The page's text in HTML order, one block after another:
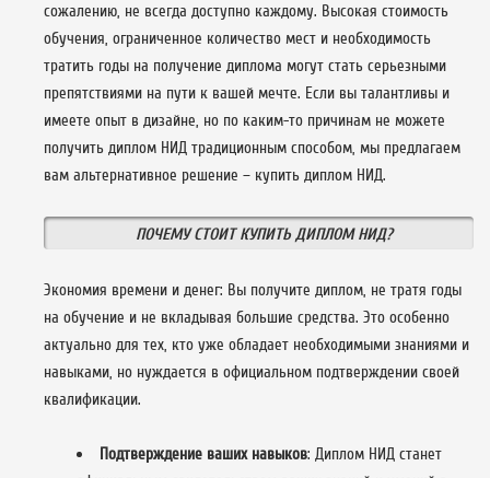
сожалению, не всегда доступно каждому. Высокая стоимость
обучения, ограниченное количество мест и необходимость
тратить годы на получение диплома могут стать серьезными
препятствиями на пути к вашей мечте. Если вы талантливы и
имеете опыт в дизайне, но по каким-то причинам не можете
получить диплом НИД традиционным способом, мы предлагаем
вам альтернативное решение – купить диплом НИД.
ПОЧЕМУ СТОИТ КУПИТЬ ДИПЛОМ НИД?
Экономия времени и денег: Вы получите диплом, не тратя годы
на обучение и не вкладывая большие средства. Это особенно
актуально для тех, кто уже обладает необходимыми знаниями и
навыками, но нуждается в официальном подтверждении своей
квалификации.
Подтверждение ваших навыков: Диплом НИД станет